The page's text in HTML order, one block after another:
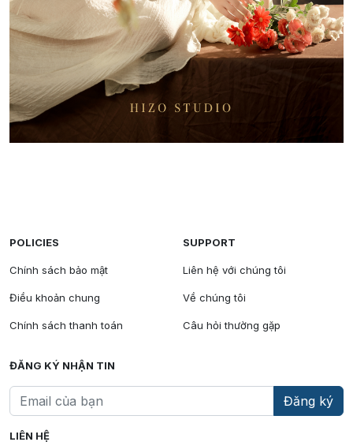
LIÊN HỆ
POLICIES
Chính sách bảo mật
Điều khoản chung
Chính sách thanh toán
SUPPORT
Liên hệ với chúng tôi
Về chúng tôi
Câu hỏi thường gặp
ĐĂNG KÝ NHẬN TIN
Đăng ký